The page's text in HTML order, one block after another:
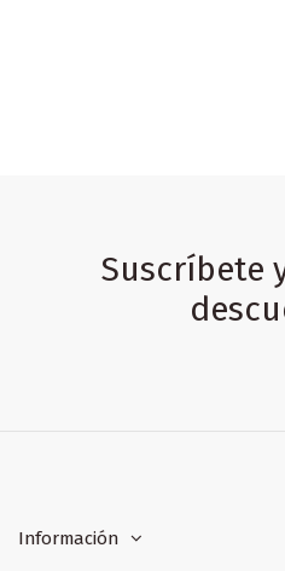
Suscríbete
Información